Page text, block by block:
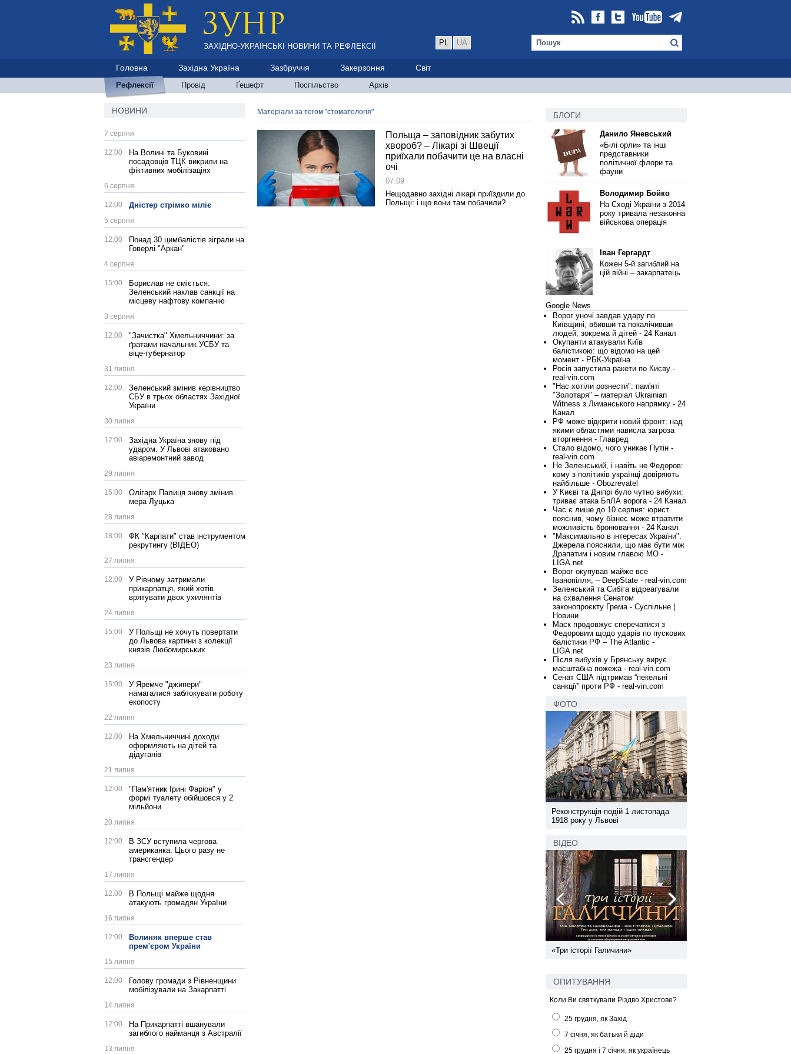
ЗАХІДНО-УКРАЇНСЬКІ НОВИНИ ТА РЕФЛЕКСІЇ PL UA
Головна Західна Україна Зазбруччя Закерзоння Світ
Рефлексії Провід Ґешефт Поспільство Архів
НОВИНИ
7 серпня
12:00
На Волині та Буковині
посадовців ТЦК викрили на
фіктивних мобілізаціях
6 серпня
12:00 Дністер стрімко міліє
5 серпня
12:00
Понад 30 цимбалістів зіграли на
Говерлі "Аркан"
4 серпня
15:00
Борислав не сміється:
Зеленський наклав санкції на
місцеву нафтову компанію
3 серпня
12:00
"Зачистка" Хмельниччини: за
ґратами начальник УСБУ та
віце-губернатор
31 липня
12:00
Зеленський змінив керівництво
СБУ в трьох областях Західної
України
30 липня
12:00
Західна Україна знову під
ударом. У Львові атаковано
авіаремонтний завод
29 липня
15:00
Олігарх Палиця знову змінив
мера Луцька
28 липня
18:00
ФК "Карпати" став інструментом
рекрутингу (ВІДЕО)
27 липня
12:00
У Рівному затримали
прикарпатця, який хотів
врятувати двох ухилянтів
24 липня
15:00
У Польщі не хочуть повертати
до Львова картини з колекції
князів Любомирських
23 липня
15:00
У Яремче "джипери"
намагалися заблокувати роботу
екопосту
22 липня
12:00
На Хмельниччині доходи
оформляють на дітей та
дідуганів
21 липня
12:00
"Пам'ятник Ірині Фаріон" у
формі туалету обійшовся у 2
мільйони
20 липня
12:00
В ЗСУ вступила чергова
американка. Цього разу не
трансгендер
17 липня
12:00
В Польщі майже щодня
атакують громадян України
16 липня
12:00
Волиняк вперше став
прем'єром України
15 липня
12:00
Голову громади з Рівненщини
мобілізували на Закарпатті
14 липня
12:00
На Прикарпатті вшанували
загиблого найманця з Австралії
13 липня
Матеріали за тегом "стоматологія"
Польща – заповідник забутих
хвороб? – Лікарі зі Швеції
приїхали побачити це на власні
очі
07.09
Нещодавно західні лікарі приїздили до
Польщі: і що вони там побачили?
БЛОГИ
Данило Яневський
«Білі орли» та інші
представники
політичної флори та
фауни
Володимир Бойко
На Сході України з 2014
року тривала незаконна
військова операція
Іван Гергардт
Кожен 5-й загиблий на
цій війні – закарпатець
Google News
Ворог уночі завдав удару по
Київщині, вбивши та покалічивши
людей, зокрема й дітей - 24 Канал
Окупанти атакували Київ
балістикою: що відомо на цей
момент - РБК-Україна
Росія запустила ракети по Києву -
real-vin.com
"Нас хотіли рознести": пам'яті
"Золотаря" – матеріал Ukrainian
Witness з Лиманського напрямку - 24
Канал
РФ може відкрити новий фронт: над
якими областями нависла загроза
вторгнення - Главред
Стало відомо, чого уникає Путін -
real-vin.com
Не Зеленський, і навіть не Федоров:
кому з політиків українці довіряють
найбільше - Obozrevatel
У Києві та Дніпрі було чутно вибухи:
триває атака БпЛА ворога - 24 Канал
Час є лише до 10 серпня: юрист
пояснив, чому бізнес може втратити
можливість бронювання - 24 Канал
"Максимально в інтересах України".
Джерела пояснили, що має бути між
Драпатим і новим главою МО -
LIGA.net
Ворог окупував майже все
Іванопілля, – DeepState - real-vin.com
Зеленський та Сибіга відреагували
на схвалення Сенатом
законопроєкту Грема - Суспільне |
Новини
Маск продовжує сперечатися з
Федоровим щодо ударів по пускових
балістики РФ – The Atlantic -
LIGA.net
Після вибухів у Брянську вирує
масштабна пожежа - real-vin.com
Сенат США підтримав “пекельні
санкції” проти РФ - real-vin.com
ФОТО
Реконструкція подій 1 листопада
1918 року у Львові
ВІДЕО
«Три історії Галичини»
ОПИТУВАННЯ
Коли Ви святкували Різдво Христове?
25 грудня, як Захід
7 січня, як батьки й діди
25 грудня і 7 січня, як українець